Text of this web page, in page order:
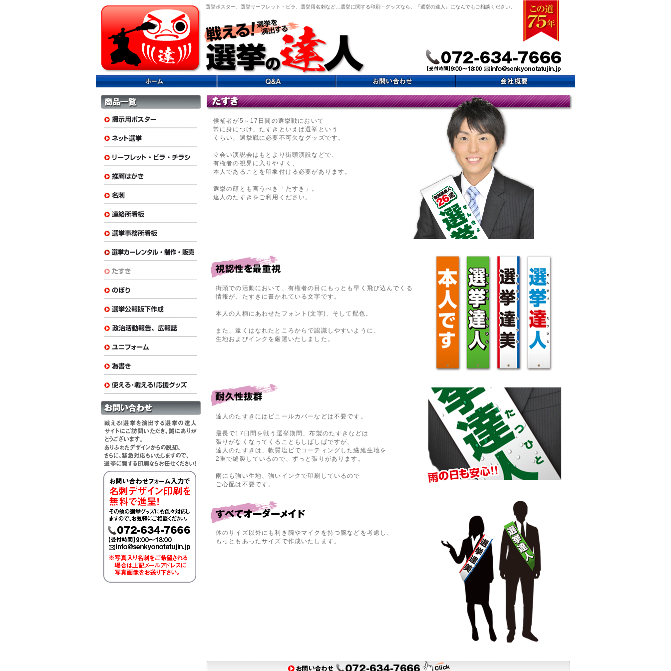
選挙ポスター、選挙リーフレット・ビラ、選挙用名刺など…選挙に関する印刷・グッズなら、『選挙の達人』になんでもご相談ください。
候補者が5～17日間の選挙戦において
常に身につけ、たすきといえば選挙という
くらい、選挙戦に必要不可欠なグッズです。
立会い演説会はもとより街頭演説などで、
有権者の視界に入りやすく、
本人であることを印象付ける必要があります。
選挙の顔とも言うべき「たすき」。
達人のたすきをご利用ください。
街頭での活動において、有権者の目にもっとも早く飛び込んでくる
情報が、たすきに書かれている文字です。
本人の人柄にあわせたフォント(文字)、そして配色。
また、遠くはなれたところからで認識しやすいように、
生地およびインクを厳選いたしました。
達人のたすきにはビニールカバーなどは不要です。
最長で17日間を戦う選挙期間、布製のたすきなどは
張りがなくなってくることもしばしばですが、
達人のたすきは、軟質塩ビでコーティングした繊維生地を
2重で縫製しているので、ずっと張りがあります。
雨にも強い生地、強いインクで印刷しているので
ご心配は不要です。
体のサイズ以外にも利き腕やマイクを持つ腕などを考慮し、
もっともあったサイズで作成いたします。